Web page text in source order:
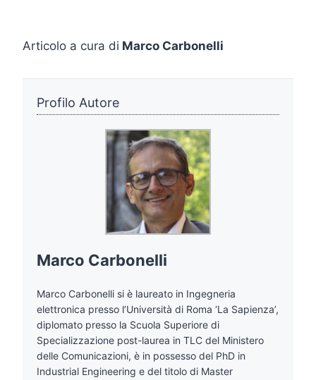
Articolo a cura di Marco Carbonelli
Profilo Autore
Marco Carbonelli
Marco Carbonelli si è laureato in Ingegneria
elettronica presso l’Università di Roma ‘La Sapienza’,
diplomato presso la Scuola Superiore di
Specializzazione post-laurea in TLC del Ministero
delle Comunicazioni, è in possesso del PhD in
Industrial Engineering e del titolo di Master